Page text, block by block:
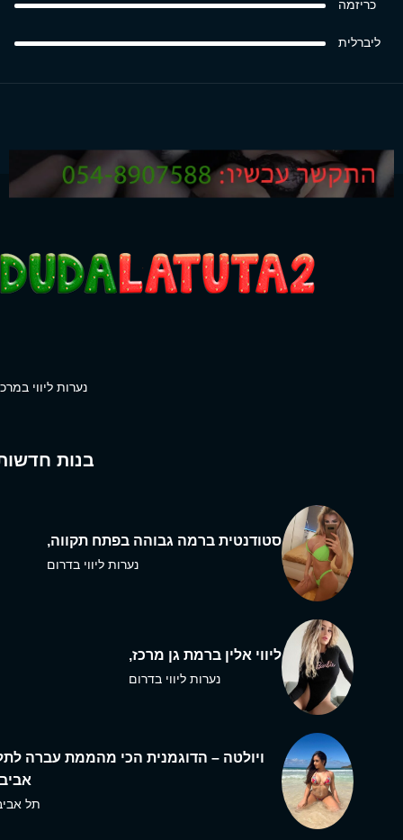
כריזמה
ליברלית
נערות ליווי
בנות
סטודנטית ברמה גבוהה בפתח תקווה,
נערות ליווי בדרום
ליווי אלין ברמת גן מרכז,
נערות ליווי בדרום
ויולטה – הדוגמנית הכי מהממת עברה
תל